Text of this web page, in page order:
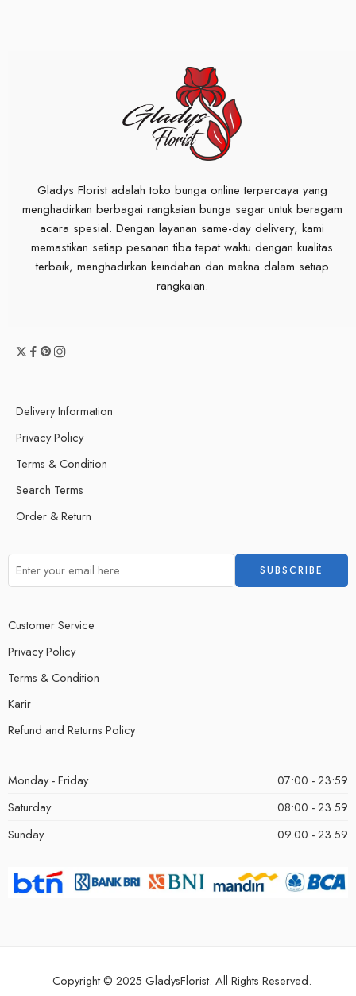
Gladys Florist adalah toko bunga online terpercaya yang
menghadirkan berbagai rangkaian bunga segar untuk beragam
acara spesial. Dengan layanan same-day delivery, kami
memastikan setiap pesanan tiba tepat waktu dengan kualitas
terbaik, menghadirkan keindahan dan makna dalam setiap
rangkaian.
Delivery Information
Privacy Policy
Terms & Condition
Search Terms
Order & Return
Customer Service
Privacy Policy
Terms & Condition
Karir
Refund and Returns Policy
Monday - Friday
07:00 - 23:59
Saturday
08:00 - 23.59
Sunday
09.00 - 23.59
Copyright © 2025 GladysFlorist. All Rights Reserved.